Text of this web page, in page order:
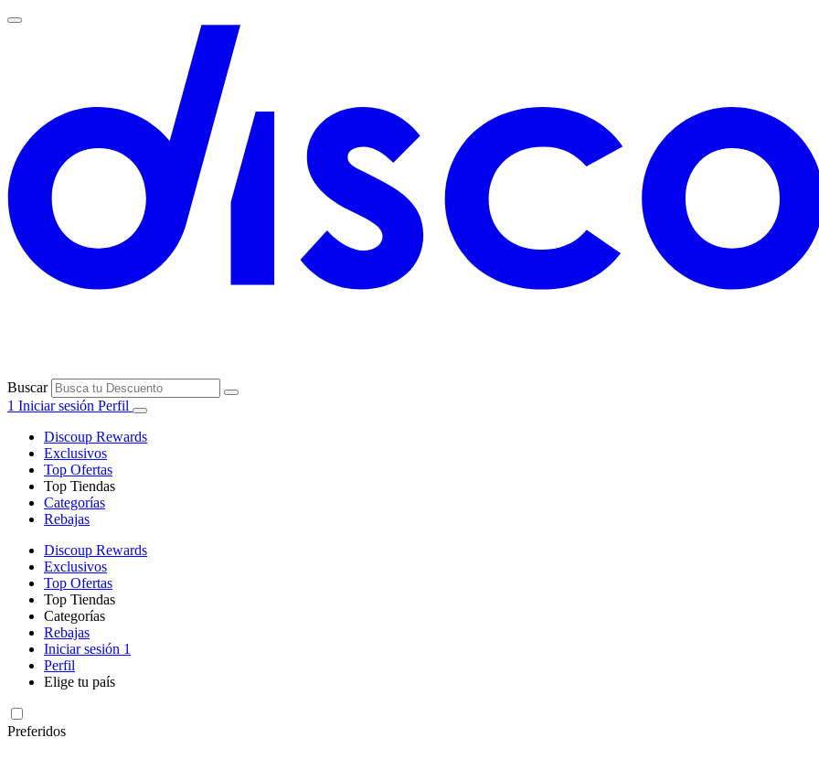
Buscar
1 Iniciar sesión Perfil
Discoup Rewards
Exclusivos
Top Ofertas
Top Tiendas
Categorías
Rebajas
Discoup Rewards
Exclusivos
Top Ofertas
Top Tiendas
Categorías
Rebajas
Iniciar sesión 1
Perfil
Elige tu país
Preferidos